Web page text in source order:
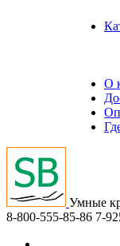
О
Умные
8-800-555-85-86 7-